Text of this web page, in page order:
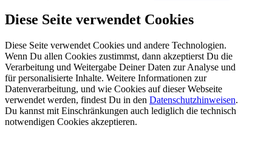
Diese Seite verwendet Cookies
Diese Seite verwendet Cookies und andere Technologien.
Wenn Du allen Cookies zustimmst, dann akzeptierst Du die
Verarbeitung und Weitergabe Deiner Daten zur Analyse und
für personalisierte Inhalte. Weitere Informationen zur
Datenverarbeitung, und wie Cookies auf dieser Webseite
verwendet werden, findest Du in den Datenschutzhinweisen.
Du kannst mit Einschränkungen auch lediglich die technisch
notwendigen Cookies akzeptieren.